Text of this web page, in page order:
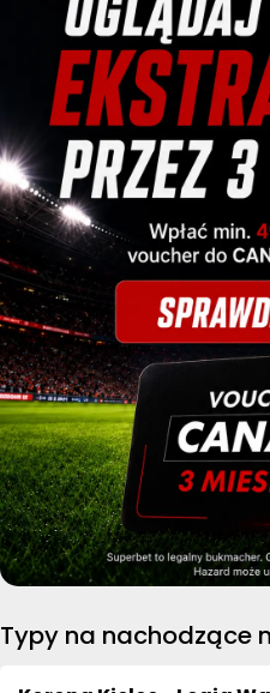
Typy na nachodzące